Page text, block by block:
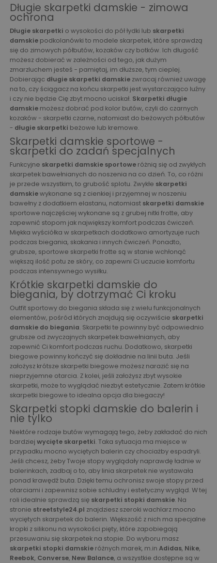
Długie skarpetki damskie - zimowa
ochrona
Długie skarpetki o wysokości do pół łydki lub skarpetki
damskie podkolanówki to modele skarpetek, które sprawdzą
się do zimowych półbutów, kozaków czy botków. Ich długość
możesz dobierać w zależności od tego, jak dużym
zmarzluchem jesteś - pamiętaj, im dłuższe, tym cieplej.
Dobierając długie skarpetki damskie zwracaj również uwagę
na to, czy ściągacz na końcu skarpetki jest wystarczająco luźny
i czy nie będzie Cię zbyt mocno uciskał. Skarpetki długie
damskie możesz dobrać pod kolor butów, czyli do czarnych
kozaków - skarpetki czarne, natomiast do beżowych półbutów
- długie skarpetki beżowe lub kremowe.
Skarpetki damskie sportowe -
skarpetki do zadań specjalnych
Funkcyjne skarpetki damskie sportowe różnią się od zwykłych
skarpetek bawełnianych do noszenia na co dzień. To, co różni
je przede wszystkim, to grubość splotu. Zwykłe skarpetki
damskiewykonane są z cienkiej i przyjemnej w noszeniu
bawełny z dodatkiem elastanu, natomiast skarpetki damskie
sportowe najczęściej wykonane są z grubej nitki frotte, aby
zapewnić stopom jak największy komfort podczas ćwiczeń.
Miękka wyściółka w skarpetkach dodatkowo amortyzuje ruch
podczas biegania, skakania i innych ćwiczeń. Ponadto,
grubsze, sportowe skarpetki frotte są w stanie wchłonąć
większą ilość potu ze skóry, co zapewni Ci uczucie komfortu
podczas intensywnego wysiłku.
Krótkie skarpetki damskie do
biegania, by dotrzymać Ci kroku
Outfit sportowy do biegania składa się z wielu funkcjonalnych
elementów, pośród których znajdują się oczywiście skarpetki
damskie do biegania. Skarpetki te powinny być odpowiednio
grubsze od zwyczajnych skarpetek bawełnianych, aby
zapewnić Ci komfort podczas ruchu. Dodatkowo, skarpetki
biegowe powinny kończyć się dokładnie na linii buta. Jeśli
założysz krótsze skarpetki biegowe możesz narazić się na
nieprzyjemne otarcia. Z kolei, jeśli założysz zbyt wysokie
skarpetki, może to wyglądać niezbyt estetycznie. Zatem krótkie
skarpetki biegowe to idealna opcja dla biegaczy!
Skarpetki stopki damskie do balerin i
nie tylko
Niektóre rodzaje butów wymagają tego, żeby zakładać do nich
bardziej wycięte skarpetki. Taka sytuacja ma miejsce w
przypadku mocno wyciętych balerin czy chociażby espadryli.
Jeśli chcesz, żeby Twoje stopy wyglądały naprawdę ładnie w
balerinkach, zadbaj o to, aby linia skarpetek nie wystawała
ponad krawędź buta. Dzięki temu ochronisz swoje stopy przed
otarciami i zapewnisz sobie schludny i estetyczny wygląd. W tej
roli idealnie sprawdzą się skarpetki stopki damskie. Na
stronie streetstyle24.pl znajdziesz szeroki wachlarz mocno
wyciętych skarpetek do balerin. Większość z nich ma specjalne
kropki z silikonu na wysokości pięty, które zapobiegają
przesuwaniu się skarpetek na stopie. Do wyboru masz
skarpetki stopki damskie różnych marek, m.in Adidas, Nike,
Reebok, Converse, New Balance, a wszystkie dostępne są w